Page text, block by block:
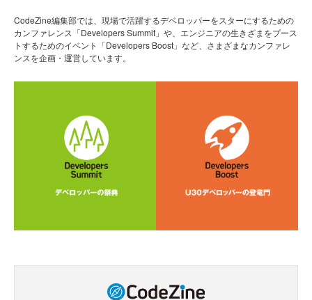
CodeZine編集部では、現場で活躍するデベロッパーをスターにするための
カンファレンス「Developers Summit」や、エンジニアの生きざまをブース
トするためのイベント「Developers Boost」など、さまざまなカンファレ
ンスを企画・運営しています。